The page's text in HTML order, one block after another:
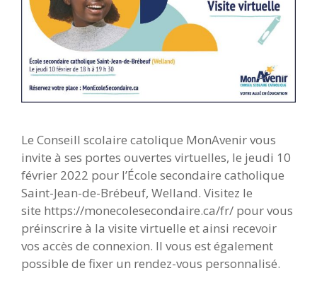
Le Conseill scolaire catolique MonAvenir vous
invite à ses portes ouvertes virtuelles, le jeudi 10
février 2022 pour l’École secondaire catholique
Saint-Jean-de-Brébeuf, Welland. Visitez le
site https://monecolesecondaire.ca/fr/ pour vous
préinscrire à la visite virtuelle et ainsi recevoir
vos accès de connexion. Il vous est également
possible de fixer un rendez-vous personnalisé.